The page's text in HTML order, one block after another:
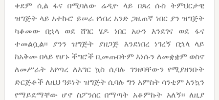
ቀደም ሲል ፋና በሚባለው ሬዲዮ ላይ በጸረ ሱስ ትምህርታዊ
ዝግጅት ላይ አተኩሮ ይሠራ የነበረ አንድ ጋዜጠኛ ነበር ያን ዝግጅት
ካቆመው በኋላ ወደ ሸገር ሄዶ ነበር አሁን እንደገና ወደ ፋና
ተመልሷል፡፡ ያንን ዝግጅት ያዘጋጅ እንደነበረ ነገረኝ በኋላ ላይ
ከአቅሙ በላይ የሆኑ ችግሮች ቢመጡበትም እነሱን ለመቋቋም ወስኖ
ለመሥራት እየጣረ ለእግር ኳስ ሲባሉ ገንዘባቸውን የሚያዘንቡት
ድርጅቶች ለዚህ ዓይነት ዝግጅት ሲባሉ ግን አምስት ሳንቲም እንኳን
የማይደማቸው ሆኖ ስፖንሰር በማጣት አቆምኩት አለኝ፡፡ ለዚያ